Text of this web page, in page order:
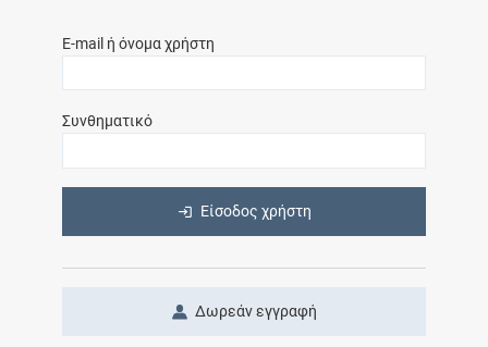
E-mail ή όνομα χρήστη
Συνθηματικό
Είσοδος χρήστη
Δωρεάν εγγραφή